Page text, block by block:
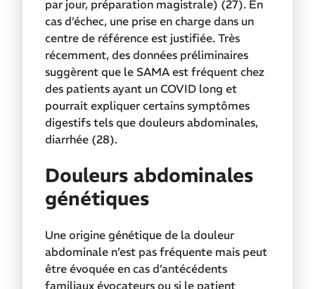
par jour, préparation magistrale) (27). En
cas d’échec, une prise en charge dans un
centre de référence est justifiée. Très
récemment, des données préliminaires
suggèrent que le SAMA est fréquent chez
des patients ayant un COVID long et
pourrait expliquer certains symptômes
digestifs tels que douleurs abdominales,
diarrhée (28).
Douleurs abdominales
génétiques
Une origine génétique de la douleur
abdominale n’est pas fréquente mais peut
être évoquée en cas d’antécédents
familiaux évocateurs ou si le patient